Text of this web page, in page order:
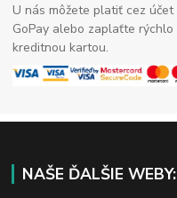
U nás môžete platiť cez účet
GoPay alebo zaplaťte rýchlo
kreditnou kartou.
NAŠE ĎALŠIE WEBY: